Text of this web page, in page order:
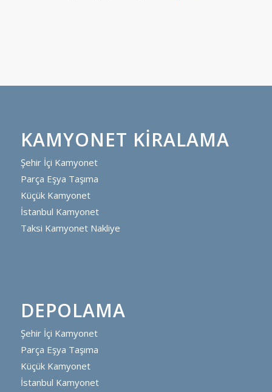
KAMYONET KIRALAMA
Şehir İçi Kamyonet
Parça Eşya Taşıma
Küçük Kamyonet
İstanbul Kamyonet
Taksi Kamyonet Nakliye
DEPOLAMA
Şehir İçi Kamyonet
Parça Eşya Taşıma
Küçük Kamyonet
İstanbul Kamyonet